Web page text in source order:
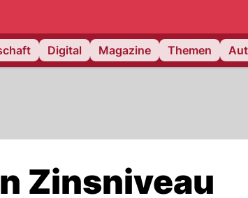
Digital Magazine Themen
Zinsniveau